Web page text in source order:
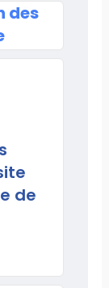
des
de